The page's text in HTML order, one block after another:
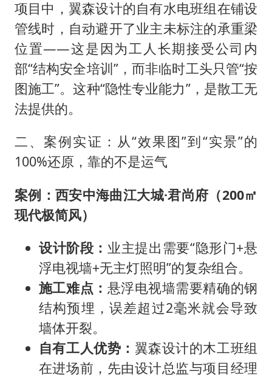
项目中，翼森设计的自有水电班组在铺设
管线时，自动避开了业主未标注的承重梁
位置——这是因为工人长期接受公司内
部“结构安全培训”，而非临时工头只管“按
图施工”。这种“隐性专业能力”，是散工无
法提供的。
二、案例实证：从“效果图”到“实景”的
100%还原，靠的不是运气
案例：西安中海曲江大城·君尚府（200㎡
现代极简风）
设计阶段： 业主提出需要“隐形门+悬
浮电视墙+无主灯照明”的复杂组合。
施工难点： 悬浮电视墙需要精确的钢
结构预埋，误差超过2毫米就会导致
墙体开裂。
自有工人优势： 翼森设计的木工班组
在进场前，先由设计总监与项目经理